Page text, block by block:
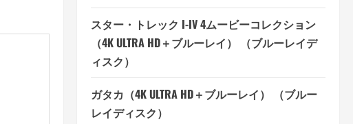
スター・トレック I-IV 4ムービーコレクション
（4K ULTRA HD＋ブルーレイ） （ブルーレイデ
ィスク）
ガタカ（4K ULTRA HD＋ブルーレイ） （ブルー
レイディスク）